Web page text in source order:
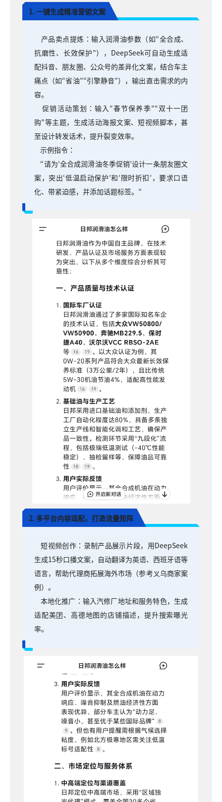
1. 一键生成精准营销文案
产品卖点提炼：输入润滑油参数（如“全合成、
抗磨性、长效保护”），DeepSeek可自动生成适
配抖音、朋友圈、公众号的差异化文案，结合车主
痛点（如“省油”“引擎静音”），输出直击需求的内
容。
促销活动策划：输入“春节保养季”“双十一团
购”等主题，生成活动海报文案、短视频脚本，甚
至设计转发话术，提升裂变效率。
示例指令：
“请为‘全合成润滑油冬季促销’设计一条朋友圈文
案，突出‘低温启动保护’和‘限时折扣’，要求口语
化、带紧迫感，并添加话题标签。”
2. 多平台内容适配，打造流量矩阵
短视频创作：录制产品展示片段，用DeepSeek
生成15秒口播文案，自动翻译为英语、西班牙语等
语言，帮助代理商拓展海外市场（参考义乌商家案
例）。
本地化推广：输入汽修厂地址和服务特色，生成
适配美团、高德地图的店铺描述，提升搜索曝光
率。